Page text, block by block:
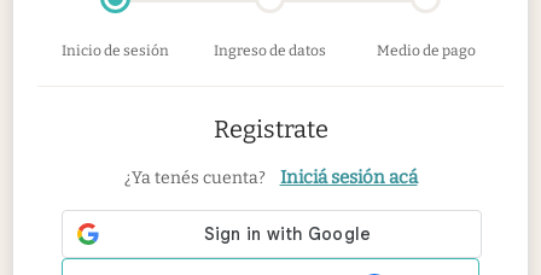
Inicio de sesión Ingreso de datos Medio de pago
Registrate
¿Ya tenés cuenta? Iniciá sesión acá